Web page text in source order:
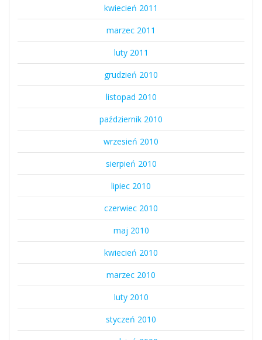
kwiecień 2011
marzec 2011
luty 2011
grudzień 2010
listopad 2010
październik 2010
wrzesień 2010
sierpień 2010
lipiec 2010
czerwiec 2010
maj 2010
kwiecień 2010
marzec 2010
luty 2010
styczeń 2010